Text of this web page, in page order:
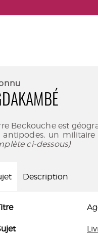
Beckouche est
antipodes, un
ci-dessous)
Description